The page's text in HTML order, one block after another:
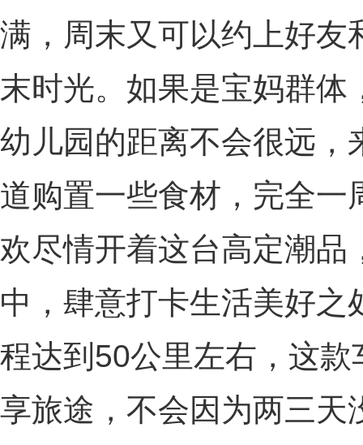
满，周末又可以约上好友
末时光。如果是宝妈群
幼儿园的距离不会很远，
道购置一些食材，完全一
欢尽情开着这台高定潮品
中，肆意打卡生活美好
程达到50公里左右，这
享旅途，不会因为两三天